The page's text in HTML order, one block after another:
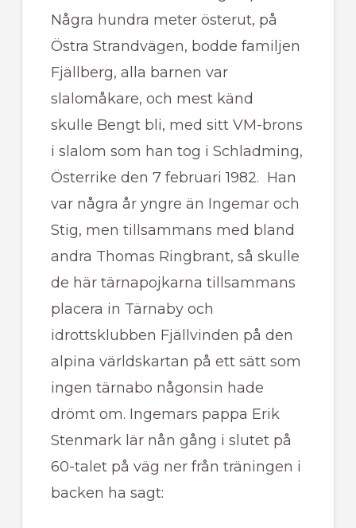
Några hundra meter österut, på
Östra Strandvägen, bodde familjen
Fjällberg, alla barnen var
slalomåkare, och mest känd
skulle Bengt bli, med sitt VM-brons
i slalom som han tog i Schladming,
Österrike den 7 februari 1982. Han
var några år yngre än Ingemar och
Stig, men tillsammans med bland
andra Thomas Ringbrant, så skulle
de här tärnapojkarna tillsammans
placera in Tärnaby och
idrottsklubben Fjällvinden på den
alpina världskartan på ett sätt som
ingen tärnabo någonsin hade
drömt om. Ingemars pappa Erik
Stenmark lär nån gång i slutet på
60-talet på väg ner från träningen i
backen ha sagt: